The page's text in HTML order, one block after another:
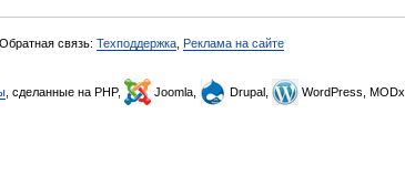
Обратная связь: Техподдержка Реклама на сайте
, сделанные на PHP, Joomla, Drupal, WordPress, MODx.